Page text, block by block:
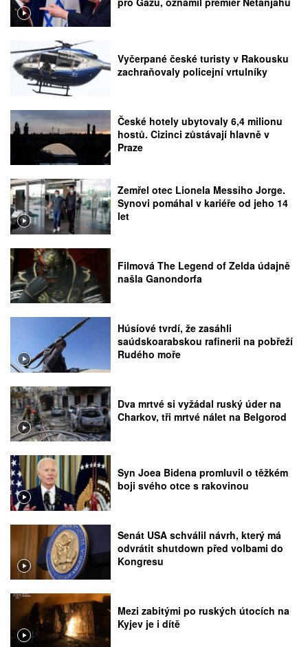
Vyčerpané české turisty v Rakousku
zachraňovaly policejní vrtulníky
České hotely ubytovaly 6,4 milionu
hostů. Cizinci zůstávají hlavně v
Praze
Zemřel otec Lionela Messiho Jorge.
Synovi pomáhal v kariéře od jeho 14
let
Filmová The Legend of Zelda údajně
našla Ganondorfa
Húsíové tvrdí, že zasáhli
saúdskoarabskou rafinerii na pobřeží
Rudého moře
Dva mrtvé si vyžádal ruský úder na
Charkov, tři mrtvé nálet na Belgorod
Syn Joea Bidena promluvil o těžkém
boji svého otce s rakovinou
Senát USA schválil návrh, který má
odvrátit shutdown před volbami do
Kongresu
Mezi zabitými po ruských útocích na
Kyjev je i dítě